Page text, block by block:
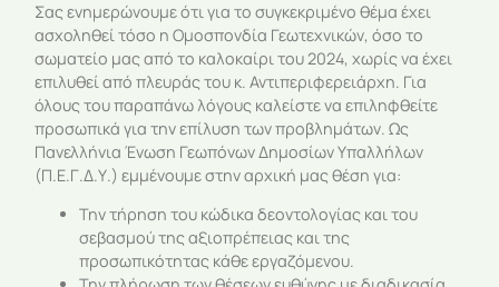
Σας ενημερώνουμε ότι για το συγκεκριμένο θέμα έχει
ασχοληθεί τόσο η Ομοσπονδία Γεωτεχνικών, όσο το
σωματείο μας από το καλοκαίρι του 2024, χωρίς να έχει
επιλυθεί από πλευράς του κ. Αντιπεριφερειάρχη. Για
όλους του παραπάνω λόγους καλείστε να επιληφθείτε
προσωπικά για την επίλυση των προβλημάτων. Ως
Πανελλήνια Ένωση Γεωπόνων Δημοσίων Υπαλλήλων
(Π.Ε.Γ.Δ.Υ.) εμμένουμε στην αρχική μας θέση για:
Την τήρηση του κώδικα δεοντολογίας και του
σεβασμού της αξιοπρέπειας και της
προσωπικότητας κάθε εργαζόμενου.